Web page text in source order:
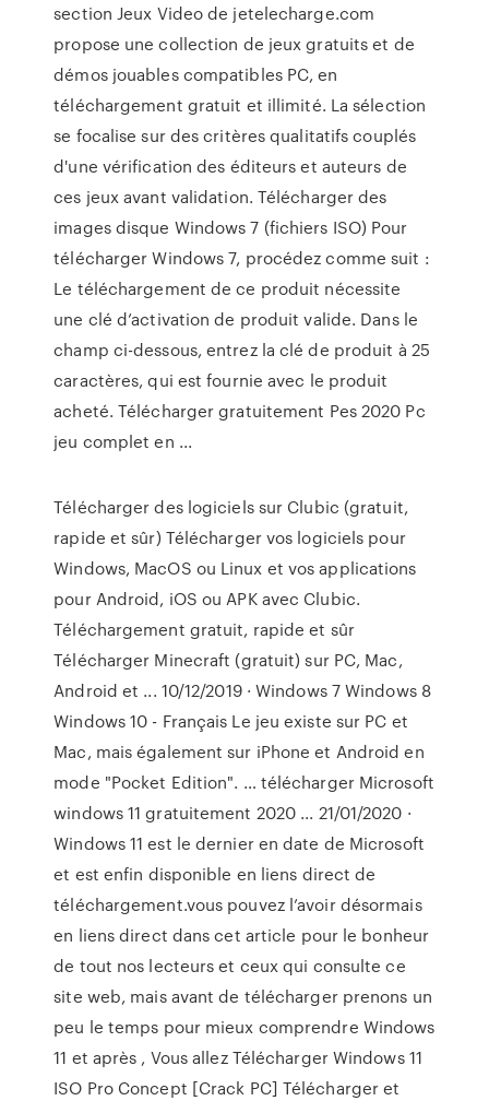
section Jeux Video de jetelecharge.com
propose une collection de jeux gratuits et de
démos jouables compatibles PC, en
téléchargement gratuit et illimité. La sélection
se focalise sur des critères qualitatifs couplés
d'une vérification des éditeurs et auteurs de
ces jeux avant validation. Télécharger des
images disque Windows 7 (fichiers ISO) Pour
télécharger Windows 7, procédez comme suit :
Le téléchargement de ce produit nécessite
une clé d’activation de produit valide. Dans le
champ ci-dessous, entrez la clé de produit à 25
caractères, qui est fournie avec le produit
acheté. Télécharger gratuitement Pes 2020 Pc
jeu complet en ...
Télécharger des logiciels sur Clubic (gratuit,
rapide et sûr) Télécharger vos logiciels pour
Windows, MacOS ou Linux et vos applications
pour Android, iOS ou APK avec Clubic.
Téléchargement gratuit, rapide et sûr
Télécharger Minecraft (gratuit) sur PC, Mac,
Android et ... 10/12/2019 · Windows 7 Windows 8
Windows 10 - Français Le jeu existe sur PC et
Mac, mais également sur iPhone et Android en
mode "Pocket Edition". … télécharger Microsoft
windows 11 gratuitement 2020 ... 21/01/2020 ·
Windows 11 est le dernier en date de Microsoft
et est enfin disponible en liens direct de
téléchargement.vous pouvez l’avoir désormais
en liens direct dans cet article pour le bonheur
de tout nos lecteurs et ceux qui consulte ce
site web, mais avant de télécharger prenons un
peu le temps pour mieux comprendre Windows
11 et après , Vous allez Télécharger Windows 11
ISO Pro Concept [Crack PC] Télécharger et